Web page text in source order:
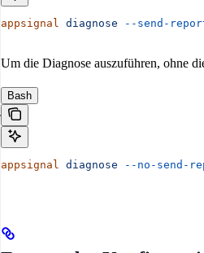
appsignal diagnose --send-
Um die Diagnose auszuführen, ohne
Bash
appsignal diagnose --no-send-